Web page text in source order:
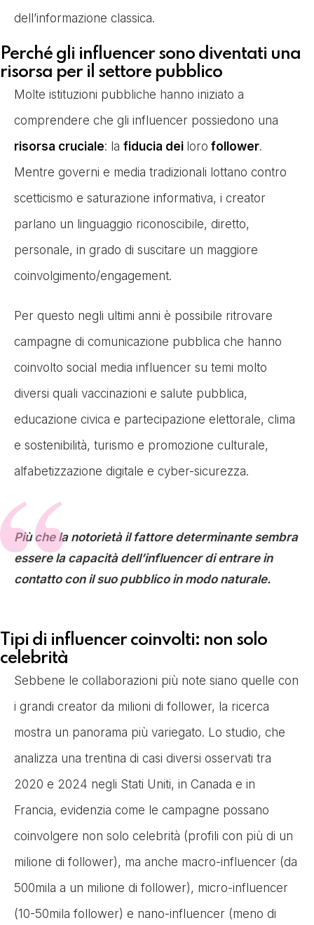
dell’informazione classica.
Perché gli influencer sono diventati una
risorsa per il settore pubblico
Molte istituzioni pubbliche hanno iniziato a
comprendere che gli influencer possiedono una
risorsa cruciale: la fiducia dei loro follower.
Mentre governi e media tradizionali lottano contro
scetticismo e saturazione informativa, i creator
parlano un linguaggio riconoscibile, diretto,
personale, in grado di suscitare un maggiore
coinvolgimento/engagement.
Per questo negli ultimi anni è possibile ritrovare
campagne di comunicazione pubblica che hanno
coinvolto social media influencer su temi molto
diversi quali vaccinazioni e salute pubblica,
educazione civica e partecipazione elettorale, clima
e sostenibilità, turismo e promozione culturale,
alfabetizzazione digitale e cyber-sicurezza.
Più che la notorietà il fattore determinante sembra
essere la capacità dell’influencer di entrare in
contatto con il suo pubblico in modo naturale.
Tipi di influencer coinvolti: non solo
celebrità
Sebbene le collaborazioni più note siano quelle con
i grandi creator da milioni di follower, la ricerca
mostra un panorama più variegato. Lo studio, che
analizza una trentina di casi diversi osservati tra
2020 e 2024 negli Stati Uniti, in Canada e in
Francia, evidenzia come le campagne possano
coinvolgere non solo celebrità (profili con più di un
milione di follower), ma anche macro-influencer (da
500mila a un milione di follower), micro-influencer
(10-50mila follower) e nano-influencer (meno di